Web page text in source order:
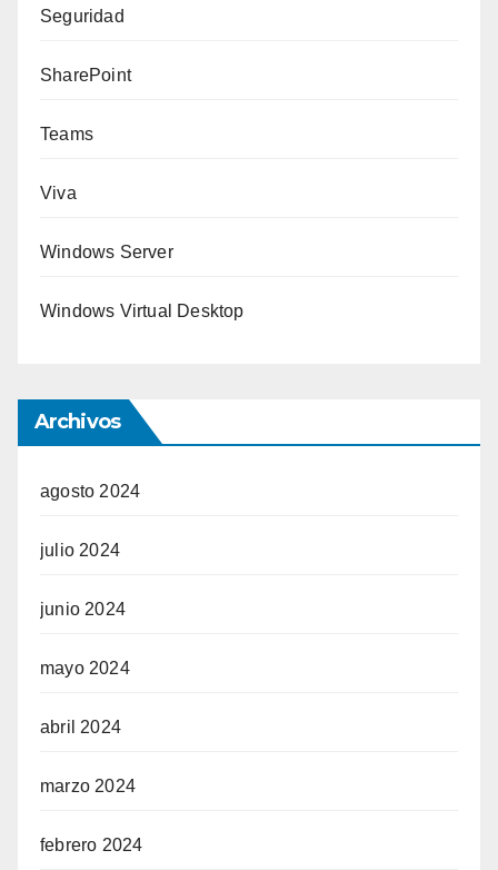
Seguridad
SharePoint
Teams
Viva
Windows Server
Windows Virtual Desktop
Archivos
agosto 2024
julio 2024
junio 2024
mayo 2024
abril 2024
marzo 2024
febrero 2024